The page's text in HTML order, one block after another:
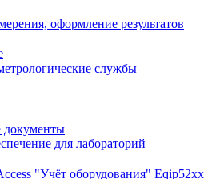
оформление результатов
службы
для лабораторий
"Учёт оборудования" Eqip52xx